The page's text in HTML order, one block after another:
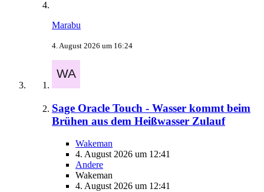
Marabu
4. August 2026 um 16:24
Sage Oracle Touch - Wasser kommt beim
Brühen aus dem Heißwasser Zulauf
Wakeman
4. August 2026 um 12:41
Andere
Wakeman
4. August 2026 um 12:41